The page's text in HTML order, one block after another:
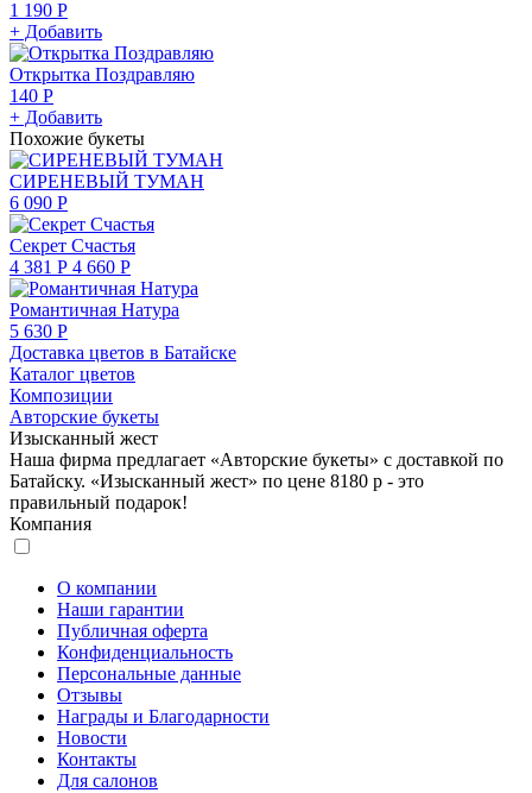
1 190 Р
+ Добавить
Открытка Поздравляю
140 Р
+ Добавить
Похожие букеты
СИРЕНЕВЫЙ ТУМАН
6 090 Р
Секрет Счастья
4 381 Р 4 660 Р
Романтичная Натура
5 630 Р
Доставка цветов в Батайске
Каталог цветов
Композиции
Авторские букеты
Изысканный жест
Наша фирма предлагает «Авторские букеты» с доставкой по
Батайску. «Изысканный жест» по цене 8180 р - это
правильный подарок!
Компания
О компании
Наши гарантии
Публичная оферта
Конфиденциальность
Персональные данные
Отзывы
Награды и Благодарности
Новости
Контакты
Для салонов